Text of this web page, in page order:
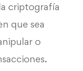
criptografía
que sea
o